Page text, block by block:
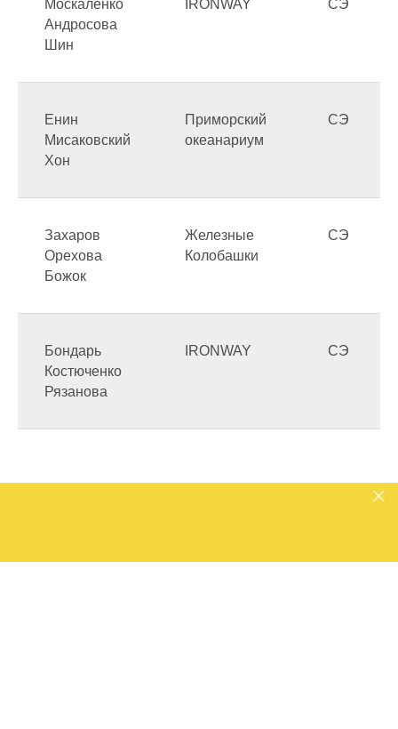
Москаленко
Андросова
Шин
IRONWAY СЭ
Енин
Мисаковский
Хон
Приморский
океанариум
СЭ
Захаров
Орехова
Божок
Железные
Колобашки
СЭ
Бондарь
Костюченко
Рязанова
IRONWAY СЭ